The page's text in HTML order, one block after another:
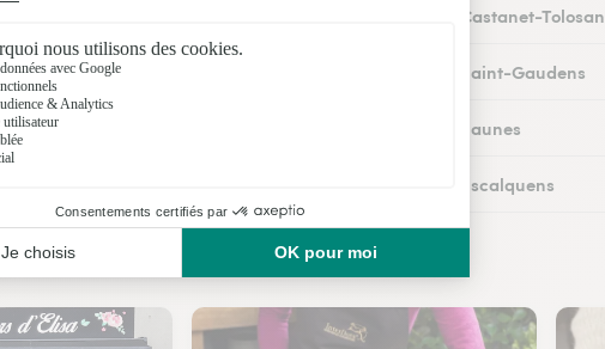
Fleuristes à Castanet-Tolosan
Fleuristes à Saint-Gaudens
Fleuristes à Eaunes
Fleuristes à Escalquens
Nos fleuristes à Villeneuve-Tolosane